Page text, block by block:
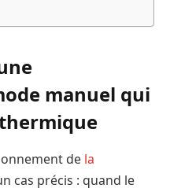
manuel qui
de la
cas précis : quand le